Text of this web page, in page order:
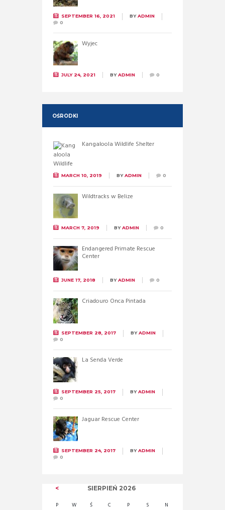
SEPTEMBER 16, 2021 BYADMIN
0
Wyjec
JULY 24, 2021 BYADMIN 0
OŚRODKI
Kangaloola Wildlife Shelter
MARCH 10, 2019 BYADMIN 0
Wildtracks w Belize
MARCH 7, 2019 BYADMIN 0
Endangered Primate Rescue
Center
JUNE 17, 2018 BYADMIN 0
Criadouro Onca Pintada
SEPTEMBER 28, 2017 BYADMIN
0
La Senda Verde
SEPTEMBER 25, 2017 BYADMIN
0
Jaguar Rescue Center
SEPTEMBER 24, 2017 BYADMIN
0
SIERPIEŃ 2026
P W Ś C P S N